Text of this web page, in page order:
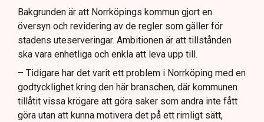
uteserveringar.
Lindas Kula ställer in uteserveringen för
sommaren.
Bakgrunden är att Norrköpings kommun gjort en
översyn och revidering av de regler som gäller för
stadens uteserveringar. Ambitionen är att tillstånden
ska vara enhetliga och enkla att leva upp till.
– Tidigare har det varit ett problem i Norrköping med en
godtycklighet kring den här branschen, där kommunen
tillåtit vissa krögare att göra saker som andra inte fått
göra utan att kunna motivera det på ett rimligt sätt,